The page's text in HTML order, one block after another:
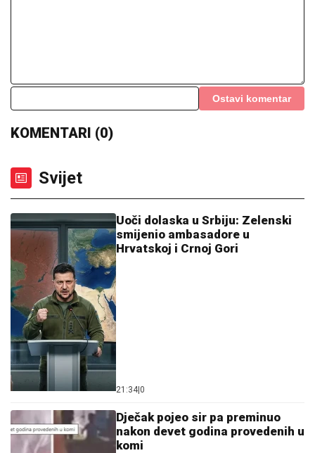
Ostavi komentar
KOMENTARI (0)
Svijet
Uoči dolaska u Srbiju: Zelenski
smijenio ambasadore u
Hrvatskoj i Crnoj Gori
21:34 0
Dječak pojeo sir pa preminuo
nakon devet godina provedenih u
komi